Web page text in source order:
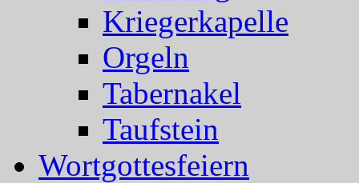
Kriegerkapelle
Orgeln
Tabernakel
Taufstein
Wortgottesfeiern